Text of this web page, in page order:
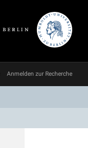
Anmelden zur Recherche